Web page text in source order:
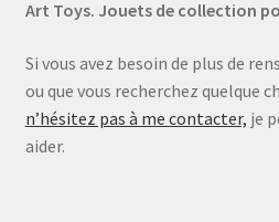
Art Toys. Jouets de collection
Si vous avez besoin de plus de
ou que vous recherchez quelque
n’hésitez pas à me contacter, je
aider.